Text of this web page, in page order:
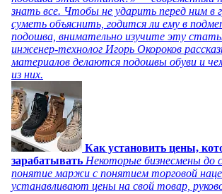
знать все. Чтобы не ударить перед ним в
суметь объяснить, годится ли ему в
подошва, внимательно изучите эту
инженер-технолог Игорь Окороков
материалов делаются подошвы обуви и
из них.
Как установить цены,
зарабатывать Некоторые бизнесмены до
понятие маржи с понятием торговой
устанавливают цены на свой товар,